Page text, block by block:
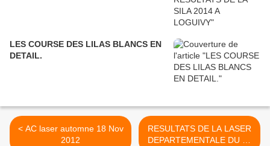
LES COURSE DES LILAS BLANCS EN
DETAIL.
< AC laser automne 18 Nov
2012
RESULTATS DE LA LASER
DEPARTEMENTALE DU 18